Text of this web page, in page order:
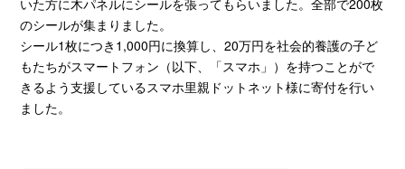
いた方に木パネルにシールを張ってもらいました。全部で200枚
のシールが集まりました。
シール1枚につき1,000円に換算し、20万円を社会的養護の子ど
もたちがスマートフォン（以下、「スマホ」）を持つことがで
きるよう支援しているスマホ里親ドットネット様に寄付を行い
ました。